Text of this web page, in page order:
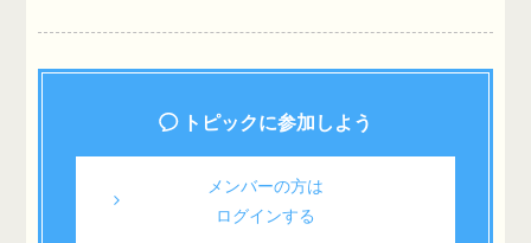
トピックに参加しよう
メンバーの方は
ログインする